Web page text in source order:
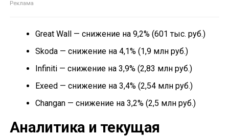
Great Wall — снижение на 9,2% (601 тыс. руб.)
Skoda — снижение на 4,1% (1,9 млн руб.)
Infiniti — снижение на 3,9% (2,83 млн руб.)
Exeed — снижение на 3,4% (2,54 млн руб.)
Changan — снижение на 3,2% (2,5 млн руб.)
Аналитика и текущая